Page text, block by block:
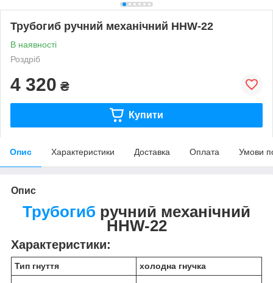
Трубогиб ручний механічний HHW-22
В наявності
Роздріб
4 320 ₴
Купити
Опис Характеристики Доставка Оплата Умови
Опис
Трубогиб ручний механічний
HHW-22
Характеристики:
Тип гнуття холодна гнучка